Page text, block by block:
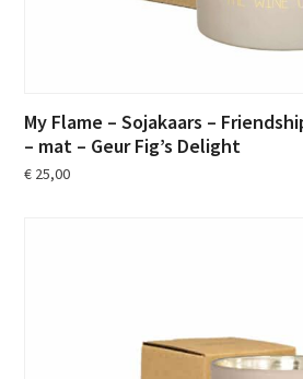
My Flame – Sojakaars –
– mat – Geur Fig’s Delight
€ 25,00